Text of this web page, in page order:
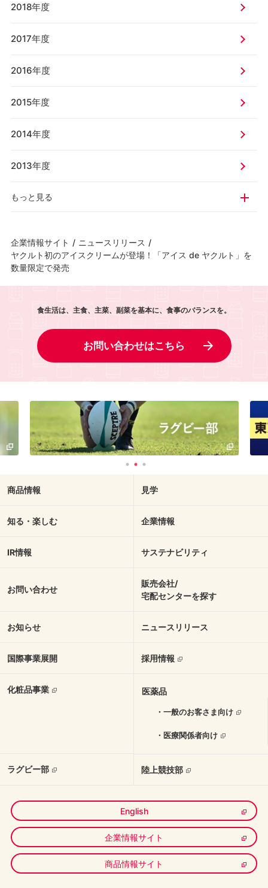
2018年度
2017年度
2016年度
2015年度
2014年度
2013年度
もっと見る
企業情報サイト / ニュースリリース /
ヤクルト初のアイスクリームが登場！「アイス de ヤクルト」を
数量限定で発売
食生活は、主食、主菜、副菜を基本に、食事のバランスを。
お問い合わせはこちら
English
企業情報サイト
商品情報サイト
商品情報 見学
知る・楽しむ 企業情報
IR情報 サステナビリティ
お問い合わせ
販売会社/
宅配センターを探す
お知らせ ニュースリリース
国際事業展開 採用情報
化粧品事業 医薬品
・一般のお客さま向け
・医療関係者向け
ラグビー部 陸上競技部